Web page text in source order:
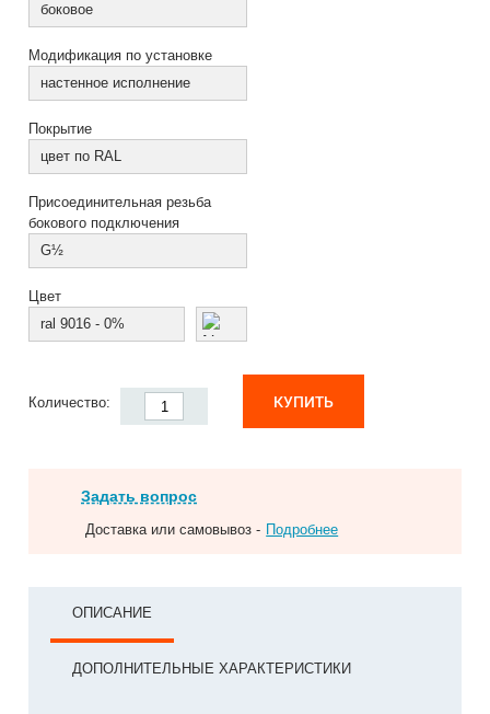
боковое
Модификация по установке
настенное исполнение
Покрытие
цвет по RAL
Присоединительная резьба
бокового подключения
G½
Цвет
ral 9016 - 0%
Количество: КУПИТЬ
Задать вопрос
Доставка или самовывоз - Подробнее
ОПИСАНИЕ
ДОПОЛНИТЕЛЬНЫЕ ХАРАКТЕРИСТИКИ